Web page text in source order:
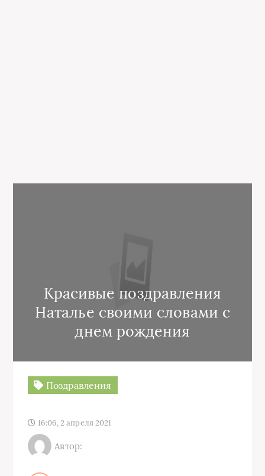
Красивые поздравления
Наталье своими словами с
днем рождения
Поздравления
16:06, 2 апреля 2021
Автор: